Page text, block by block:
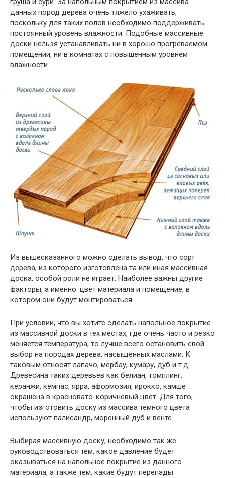
данных пород дерева очень тяжело ухаживать,
поскольку для таких полов необходимо поддерживать
постоянный уровень влажности. Подобные массивные
доски нельзя устанавливать ни в хорошо прогреваемом
помещении, ни в комнатах с повышенным уровнем
влажности.
Из вышесказанного можно сделать вывод, что сорт
дерева, из которого изготовлена та или иная массивная
доска, особой роли не играет. Наиболее важны другие
факторы, а именно: цвет материала и помещение, в
котором они будут монтироваться.
При условии, что вы хотите сделать напольное покрытие
из массивной доски в тех местах, где очень часто и резко
меняется температура, то лучше всего остановить свой
выбор на породах дерева, насыщенных маслами. К
таковым относят лапачо, мербау, кумару, дуб и т.д.
Древесина таких деревьев как белиан, томплинг,
керанжи, кемпас, ярра, аформозия, ирокко, камше
окрашена в красновато-коричневый цвет. Для того,
чтобы изготовить доску из массива темного цвета
используют палисандр, моренный дуб и венте.
Выбирая массивную доску, необходимо так же
руководствоваться тем, какое давление будет
оказываться на напольное покрытие из данного
материала, а также тем, какие будут перепады